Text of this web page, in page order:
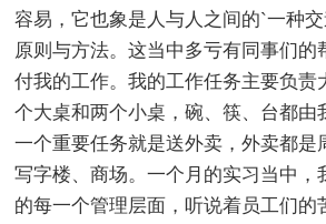
容易，它也象是人与人之间的`一种
原则与方法。这当中多亏有同事们的
付我的工作。我的工作任务主要负责
个大桌和两个小桌，碗、筷、台都由
一个重要任务就是送外卖，外卖都是
写字楼、商场。一个月的实习当中，
的每一个管理层面，听说着员工们的